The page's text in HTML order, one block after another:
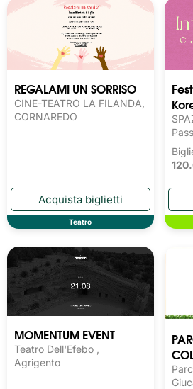
REGALAMI UN SORRISO
CINE-TEATRO LA FILANDA,
CORNAREDO
Teatro
MOMENTUM EVENT
Teatro Dell'Efebo ,
Agrigento